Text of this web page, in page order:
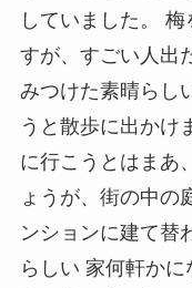
していました。
すが、すごい人出
みつけた素晴らし
うと散歩に出かけ
に行こうとはまあ
ょうが、街の中の
ンションに建て替
らしい 家何軒か